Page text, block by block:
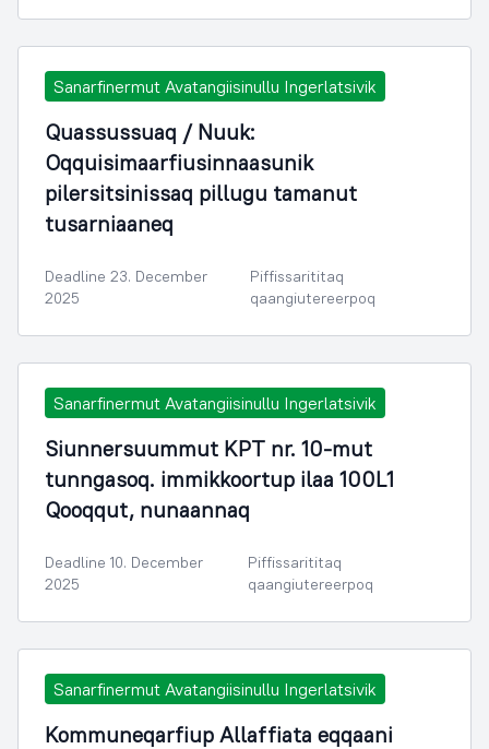
Sanarfinermut Avatangiisinullu Ingerlatsivik
Quassussuaq / Nuuk:
Oqquisimaarfiusinnaasunik
pilersitsinissaq pillugu tamanut
tusarniaaneq
Deadline 23. December
2025
Piffissarititaq
qaangiutereerpoq
Sanarfinermut Avatangiisinullu Ingerlatsivik
Siunnersuummut KPT nr. 10-mut
tunngasoq. immikkoortup ilaa 100L1
Qooqqut, nunaannaq
Deadline 10. December
2025
Piffissarititaq
qaangiutereerpoq
Sanarfinermut Avatangiisinullu Ingerlatsivik
Kommuneqarfiup Allaffiata eqqaani